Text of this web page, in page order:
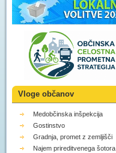
Vloge občanov
Medobčinska inšpekcija
Gostinstvo
Gradnja, promet z zemljišči
Najem prireditvenega šotora